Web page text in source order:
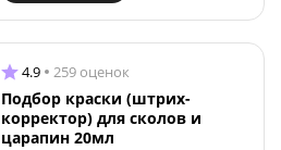
4.9 259 оценок
Подбор краски (штрих-
корректор) для сколов и
царапин 20мл